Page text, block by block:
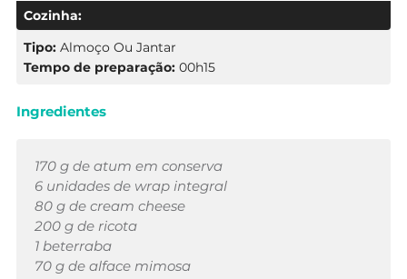
Cozinha:
Tipo: Almoço Ou Jantar
Tempo de preparação: 00h15
Ingredientes
170 g de atum em conserva
6 unidades de wrap integral
80 g de cream cheese
200 g de ricota
1 beterraba
70 g de alface mimosa